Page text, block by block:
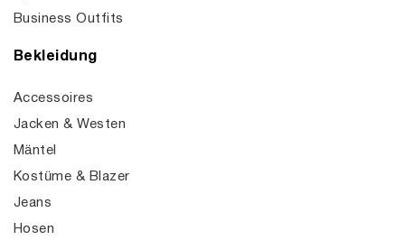
Business Outfits
Bekleidung
Accessoires
Jacken & Westen
Mäntel
Kostüme & Blazer
Jeans
Hosen